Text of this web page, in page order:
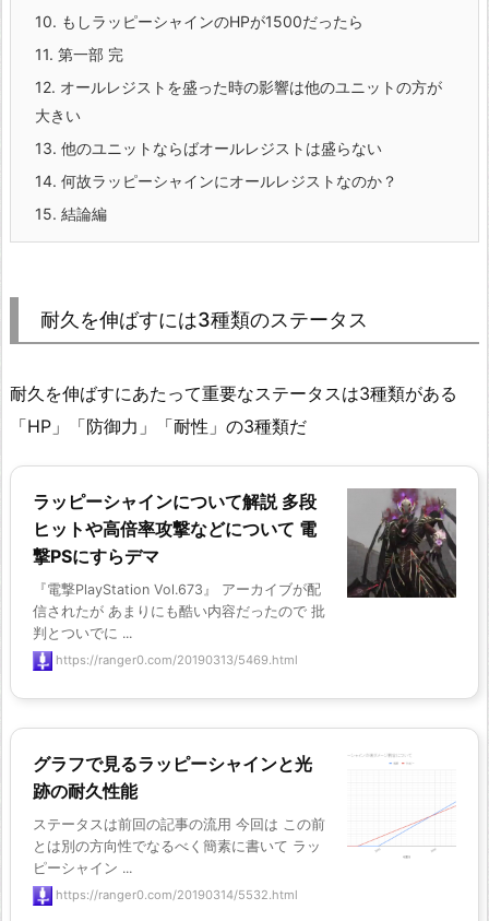
10. もしラッピーシャインのHPが1500だったら
11. 第一部 完
12. オールレジストを盛った時の影響は他のユニットの方が
大きい
13. 他のユニットならばオールレジストは盛らない
14. 何故ラッピーシャインにオールレジストなのか？
15. 結論編
耐久を伸ばすには3種類のステータス
耐久を伸ばすにあたって重要なステータスは3種類がある
「HP」「防御力」「耐性」の3種類だ
ラッピーシャインについて解説 多段
ヒットや高倍率攻撃などについて 電
撃PSにすらデマ
『電撃PlayStation Vol.673』 アーカイブが配
信されたが あまりにも酷い内容だったので 批
判とついでに ...
https://ranger0.com/20190313/5469.html
グラフで見るラッピーシャインと光
跡の耐久性能
ステータスは前回の記事の流用 今回は この前
とは別の方向性でなるべく簡素に書いて ラッ
ピーシャイン ...
https://ranger0.com/20190314/5532.html